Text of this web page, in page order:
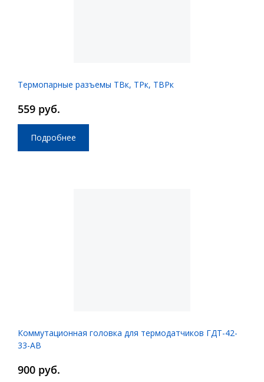
Термопарные разъемы ТВк, ТРк, ТВРк
559 руб.
Подробнее
Коммутационная головка для термодатчиков ГДТ-42-
33-АВ
900 руб.